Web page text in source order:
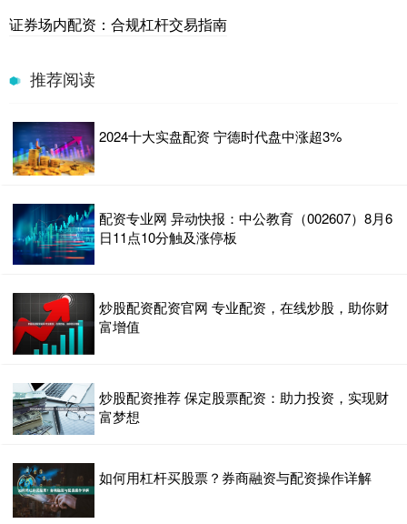
证券场内配资：合规杠杆交易指南
推荐阅读
2024十大实盘配资 宁德时代盘中涨超3%
配资专业网 异动快报：中公教育（002607）8月6
日11点10分触及涨停板
炒股配资配资官网 专业配资，在线炒股，助你财
富增值
炒股配资推荐 保定股票配资：助力投资，实现财
富梦想
如何用杠杆买股票？券商融资与配资操作详解